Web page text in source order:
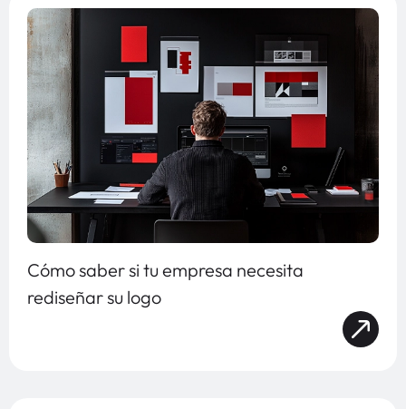
Cómo saber si tu empresa necesita
rediseñar su logo